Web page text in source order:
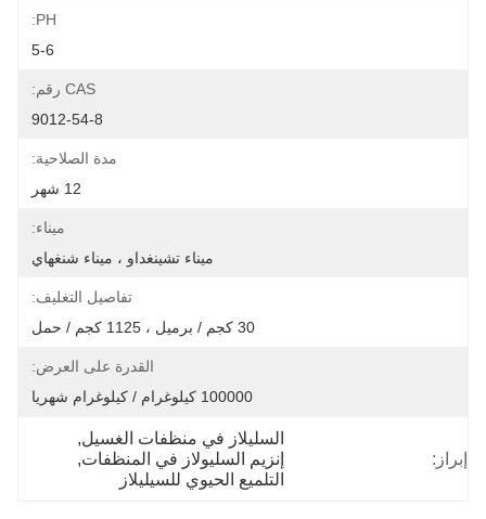
PH:
5-6
CAS رقم:
9012-54-8
مدة الصلاحية:
12 شهر
ميناء:
ميناء تشينغداو ، ميناء شنغهاي
تفاصيل التغليف:
30 كجم / برميل ، 1125 كجم / حمل
القدرة على العرض:
100000 كيلوغرام / كيلوغرام شهريا
إبراز:
السليلاز في منظفات الغسيل,
إنزيم السليولاز في المنظفات,
التلميع الحيوي للسيليلاز